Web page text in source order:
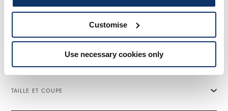
Customise
Use necessary cookies only
• Ceinture avec passants et bouton frontal.
• Poches latérales passepoilées.
• Poche intégrée latérale.
• Twill technique stretch, poids léger, toucher sec.
TAILLE ET COUPE